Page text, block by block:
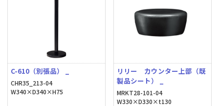
C-610（別張品） _
CHR35_213-04
W340×D340×H75
リリー カウンター上部（既
製品シート） _
MRKT28-101-04
W330×D330×t130